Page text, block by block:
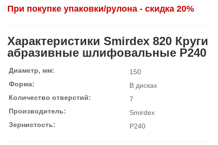
При покупке упаковки/рулона - скидка 20%
Характеристики Smirdex 820 Круги
абразивные шлифовальные P240
Диаметр, мм:
150
Форма:
В дисках
Количество отверстий:
7
Производитель:
Smirdex
Зернистость:
P240